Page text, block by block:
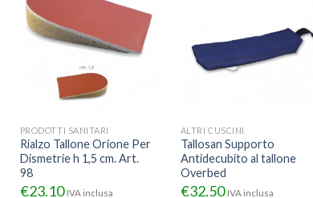
PRODOTTI SANITARI
Rialzo Tallone Orione Per
Dismetrie h 1,5 cm. Art.
98
€23.10 IVA inclusa
ALTRI CUSCINI
Tallosan Supporto
Antidecubito al tallone
Overbed
€32.50 IVA inclusa